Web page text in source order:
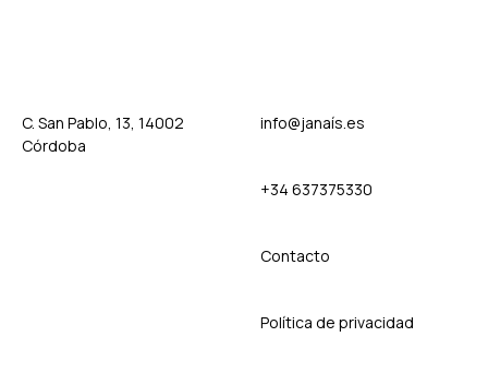
C. San Pablo, 13, 14002
Córdoba
info@janaís.es
+34 637375330
Contacto
Política de privacidad